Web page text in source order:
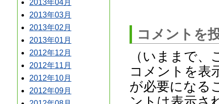
2013年04月
2013年03月
2013年02月
2013年01月
2012年12月
2012年11月
2012年10月
2012年09月
コメントを
（いままで
コメントを表
が必要になる